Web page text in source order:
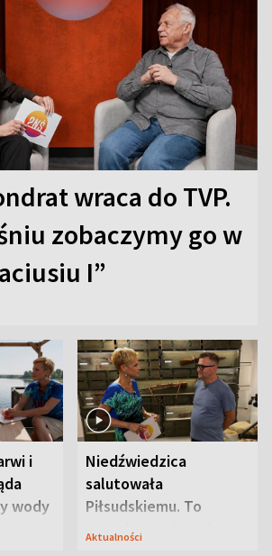
wraca do TVP.
zobaczymy go w
I”
i
wody
Niedźwiedzica
salutowała
Piłsudskiemu. To
niejedyna tajemnica
Aktualności